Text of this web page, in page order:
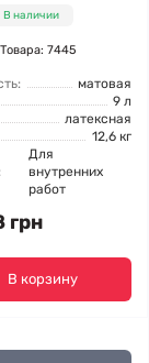
В наличии
7445
матовая
9 л
латексная
12,6 кг
Для
внутренних
работ
грн
В корзину